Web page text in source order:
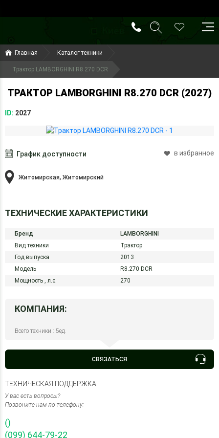
(099) 644-79-22
(050) 416-93-27
Главная Каталог техники
Трактор LAMBORGHINI R8.270 DCR
ТРАКТОР LAMBORGHINI R8.270 DCR (2027)
ID: 2027
График доступности в избранное
Житомирская, Житомирский
ТЕХНИЧЕСКИЕ ХАРАКТЕРИСТИКИ
Бренд
LAMBORGHINI
Вид техники
Трактор
Год выпуска
2013
Модель
R8.270 DCR
Мощность , л.с. 270
КОМПАНИЯ:
Всего техники : 5ед.
СВЯЗАТЬСЯ
ТЕХНИЧЕСКАЯ ПОДДЕРЖКА
У вас есть вопросы?
Позвоните нам по телефону:
()
(099) 644-79-22